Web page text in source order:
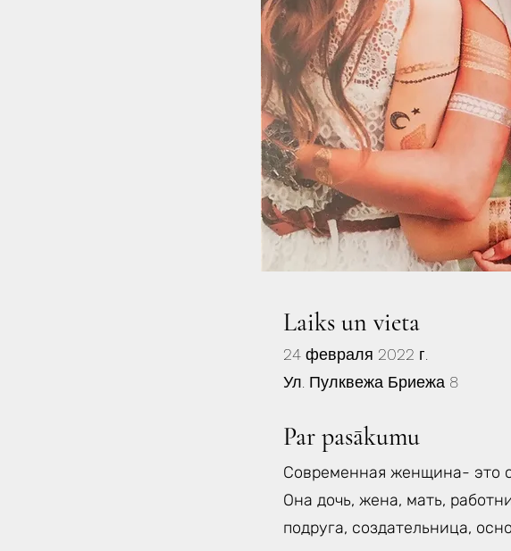
Laiks un vieta
24 февраля 2022 г.
Ул. Пулквежа Бриежа 8
Par pasākumu
Современная женщина- это
Она дочь, жена, мать,
подруга, создательница,